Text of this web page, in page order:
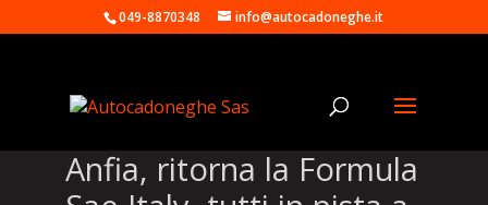
049-8870348 info@autocadoneghe.it
Anfia, ritorna la Formula